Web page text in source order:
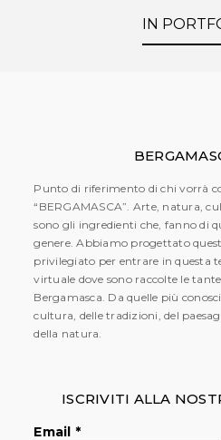
IN
Punto di riferimento di chi vorrà
“BERGAMASCA”. Arte, natura,
sono gli ingredienti che, fanno di
genere. Abbiamo progettato
privilegiato per entrare in questa
virtuale dove sono raccolte le
Bergamasca. Da quelle più
cultura, delle tradizioni, del
della natura.
ISCRIVITI ALLA
Email *